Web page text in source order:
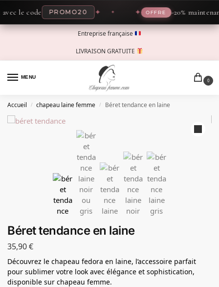
le code PROMO20 ✦ OFFRE -20% maintenant
Entreprise française
LIVRAISON GRATUITE
MENU
0
Accueil / chapeau laine femme / Béret tendance en laine
Béret tendance en laine
35,90€
Découvrez le chapeau fedora en laine, l’accessoire parfait
pour sublimer votre look avec élégance et sophistication,
disponible sur chapeau femme.